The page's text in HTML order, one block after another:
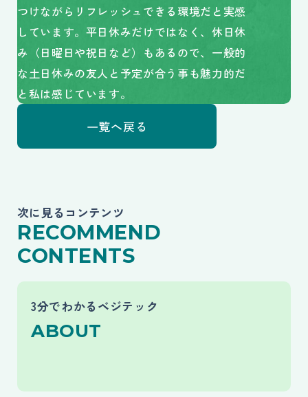
つけながらリフレッシュできる環境だと実感
しています。平日休みだけではなく、休日休
み（日曜日や祝日など）もあるので、一般的
な土日休みの友人と予定が合う事も魅力的だ
と私は感じています。
一覧へ戻る
次に見るコンテンツ
RECOMMEND
CONTENTS
3分でわかるベジテック
ABOUT
3分でわかるベジテックへページ遷移します。